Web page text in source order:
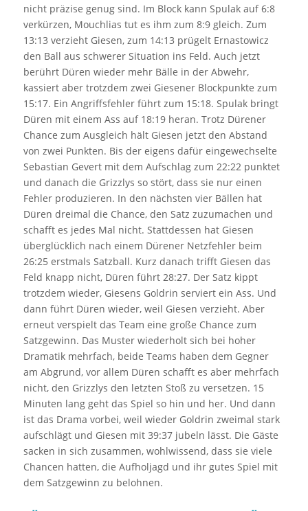
nicht präzise genug sind. Im Block kann Spulak auf 6:8
verkürzen, Mouchlias tut es ihm zum 8:9 gleich. Zum
13:13 verzieht Giesen, zum 14:13 prügelt Ernastowicz
den Ball aus schwerer Situation ins Feld. Auch jetzt
berührt Düren wieder mehr Bälle in der Abwehr,
kassiert aber trotzdem zwei Giesener Blockpunkte zum
15:17. Ein Angriffsfehler führt zum 15:18. Spulak bringt
Düren mit einem Ass auf 18:19 heran. Trotz Dürener
Chance zum Ausgleich hält Giesen jetzt den Abstand
von zwei Punkten. Bis der eigens dafür eingewechselte
Sebastian Gevert mit dem Aufschlag zum 22:22 punktet
und danach die Grizzlys so stört, dass sie nur einen
Fehler produzieren. In den nächsten vier Bällen hat
Düren dreimal die Chance, den Satz zuzumachen und
schafft es jedes Mal nicht. Stattdessen hat Giesen
überglücklich nach einem Dürener Netzfehler beim
26:25 erstmals Satzball. Kurz danach trifft Giesen das
Feld knapp nicht, Düren führt 28:27. Der Satz kippt
trotzdem wieder, Giesens Goldrin serviert ein Ass. Und
dann führt Düren wieder, weil Giesen verzieht. Aber
erneut verspielt das Team eine große Chance zum
Satzgewinn. Das Muster wiederholt sich bei hoher
Dramatik mehrfach, beide Teams haben dem Gegner
am Abgrund, vor allem Düren schafft es aber mehrfach
nicht, den Grizzlys den letzten Stoß zu versetzen. 15
Minuten lang geht das Spiel so hin und her. Und dann
ist das Drama vorbei, weil wieder Goldrin zweimal stark
aufschlägt und Giesen mit 39:37 jubeln lässt. Die Gäste
sacken in sich zusammen, wohlwissend, dass sie viele
Chancen hatten, die Aufholjagd und ihr gutes Spiel mit
dem Satzgewinn zu belohnen.